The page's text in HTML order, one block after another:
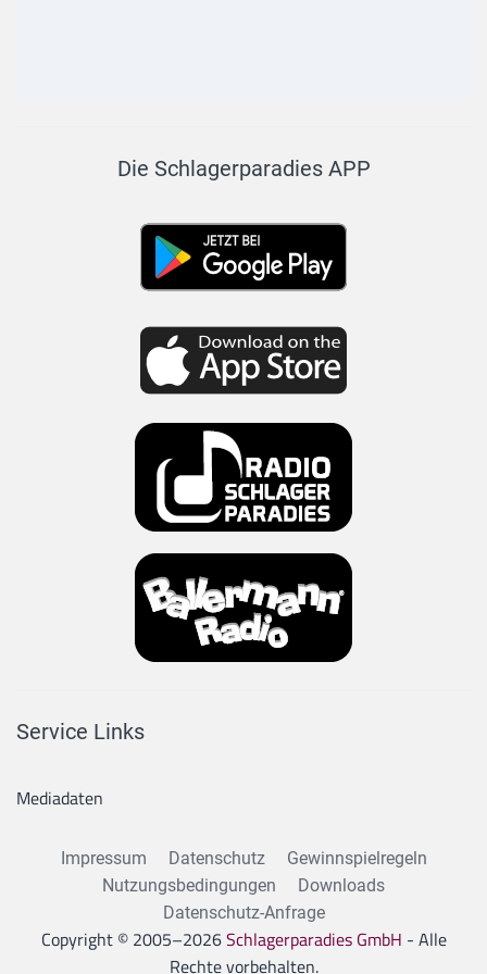
Die Schlagerparadies APP
Service Links
Mediadaten
Impressum Datenschutz
Gewinnspielregeln
Nutzungsbedingungen
Downloads
Datenschutz-Anfrage
Copyright © 2005–2026Schlagerparadies GmbH - Alle
Rechte vorbehalten.